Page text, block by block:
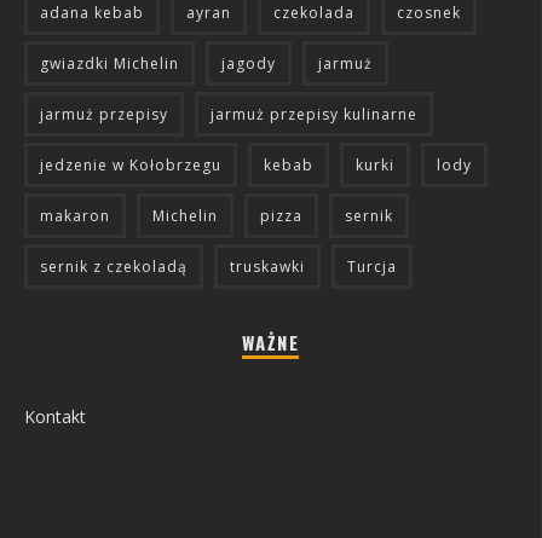
adana kebab ayran czekolada czosnek
gwiazdki Michelin jagody jarmuż
jarmuż przepisy jarmuż przepisy kulinarne
jedzenie w Kołobrzegu kebab kurki lody
makaron Michelin pizza sernik
sernik z czekoladą truskawki Turcja
WAŻNE
Kontakt